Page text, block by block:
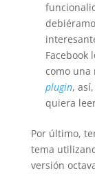
Facebook
como una
plugin,
quiera
Por último,
tema
versión